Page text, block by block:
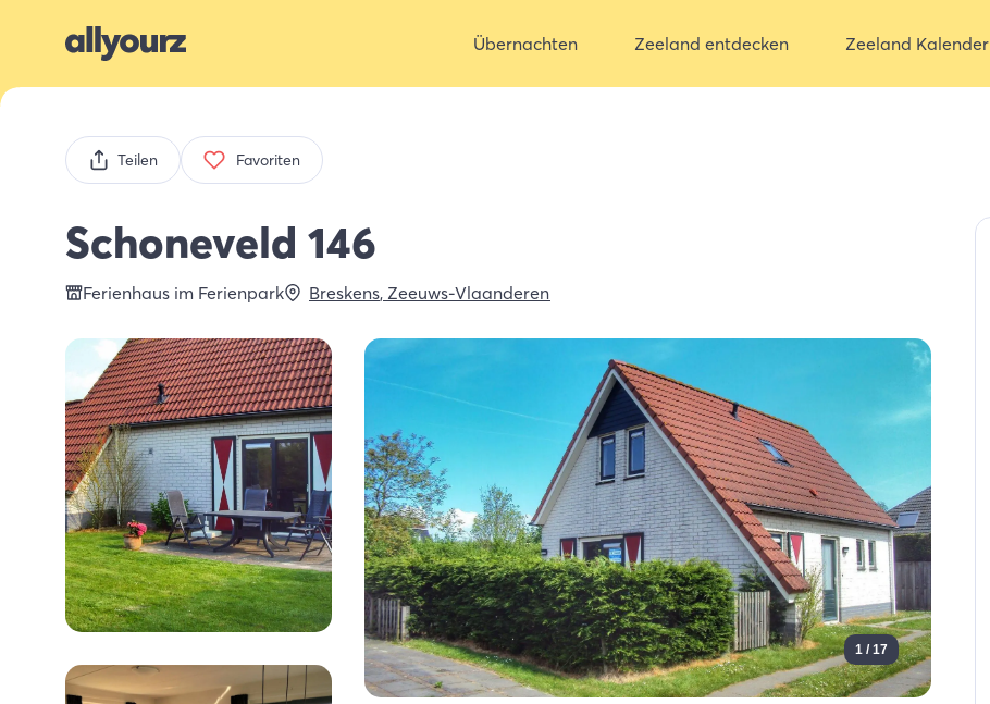
Übernachten Zeeland entdecken Zeeland Kalender
Teilen Favoriten
Schoneveld 146
Ferienhaus im Ferienpark Breskens, Zeeuws-Vlaanderen
1 / 17